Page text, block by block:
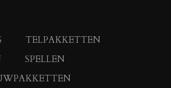
TELPAKKETTEN
SPELLEN